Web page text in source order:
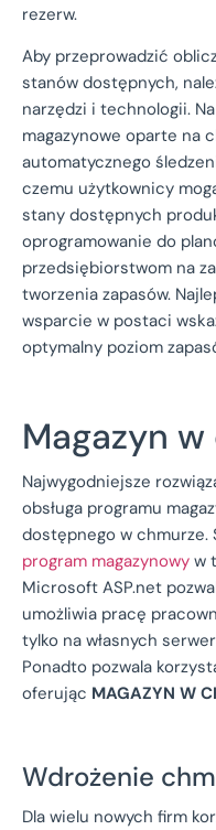
rezerw.
Aby przeprowadzić
stanów dostępnych,
narzędzi i technologii.
magazynowe oparte na
automatycznego
czemu użytkownicy
stany dostępnych
oprogramowanie do
przedsiębiorstwom na
tworzenia zapasów.
wsparcie w postaci
optymalny poziom
Magazyn
Najwygodniejsze
obsługa programu
dostępnego w chmurze.
program magazynowy w
Microsoft ASP.net
umożliwia pracę
tylko na własnych
Ponadto pozwala
oferując MAGAZYN W
Wdrożenie
Dla wielu nowych firm